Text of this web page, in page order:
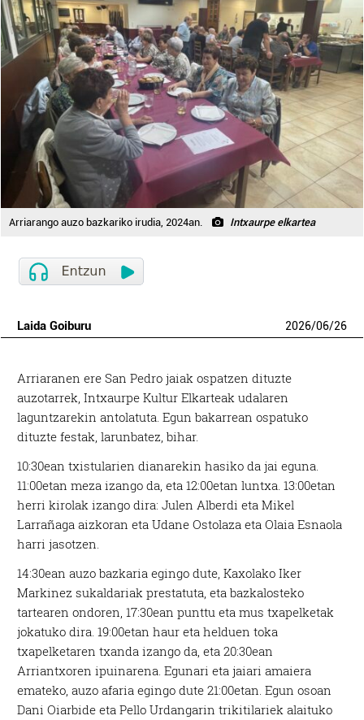
Arriarango auzo bazkariko irudia, 2024an. Intxaurpe elkartea
Laida Goiburu 2026/06/26
Arriaranen ere San Pedro jaiak ospatzen dituzte
auzotarrek, Intxaurpe Kultur Elkarteak udalaren
laguntzarekin antolatuta. Egun bakarrean ospatuko
dituzte festak, larunbatez, bihar.
10:30ean txistularien dianarekin hasiko da jai eguna.
11:00etan meza izango da, eta 12:00etan luntxa. 13:00etan
herri kirolak izango dira: Julen Alberdi eta Mikel
Larrañaga aizkoran eta Udane Ostolaza eta Olaia Esnaola
harri jasotzen.
14:30ean auzo bazkaria egingo dute, Kaxolako Iker
Markinez sukaldariak prestatuta, eta bazkalosteko
tartearen ondoren, 17:30ean punttu eta mus txapelketak
jokatuko dira. 19:00etan haur eta helduen toka
txapelketaren txanda izango da, eta 20:30ean
Arriantxoren ipuinarena. Egunari eta jaiari amaiera
emateko, auzo afaria egingo dute 21:00etan. Egun osoan
Dani Oiarbide eta Pello Urdangarin trikitilariek alaituko